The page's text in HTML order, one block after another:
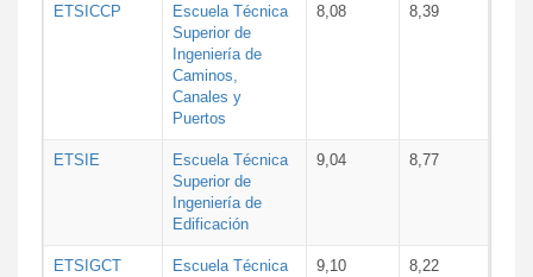
ETSICCP
Escuela Técnica
Superior de
Ingeniería de
Caminos,
Canales y
Puertos
8,08 8,39
ETSIE
Escuela Técnica
Superior de
Ingeniería de
Edificación
9,04 8,77
ETSIGCT
Escuela Técnica
9,10 8,22